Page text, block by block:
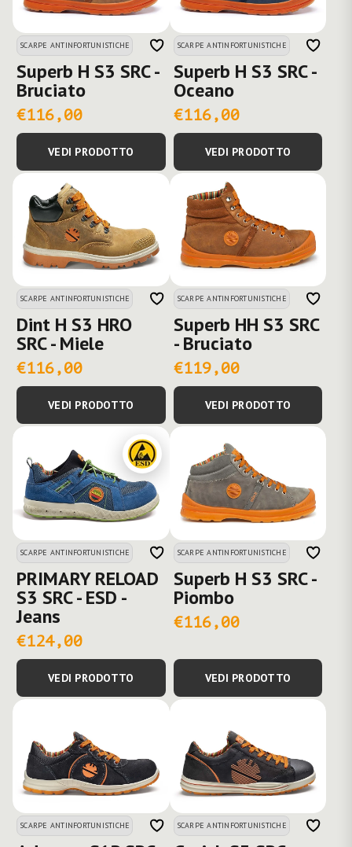
SCARPE ANTINFORTUNISTICHE
Superb H S3 SRC -
Bruciato
€116,00
VEDI PRODOTTO
SCARPE ANTINFORTUNISTICHE
Superb H S3 SRC -
Oceano
€116,00
VEDI PRODOTTO
SCARPE ANTINFORTUNISTICHE
Dint H S3 HRO
SRC - Miele
€116,00
VEDI PRODOTTO
SCARPE ANTINFORTUNISTICHE
Superb HH S3 SRC
- Bruciato
€119,00
VEDI PRODOTTO
SCARPE ANTINFORTUNISTICHE
PRIMARY RELOAD
S3 SRC - ESD -
Jeans
€124,00
VEDI PRODOTTO
SCARPE ANTINFORTUNISTICHE
Superb H S3 SRC -
Piombo
€116,00
VEDI PRODOTTO
SCARPE ANTINFORTUNISTICHE SCARPE ANTINFORTUNISTICHE